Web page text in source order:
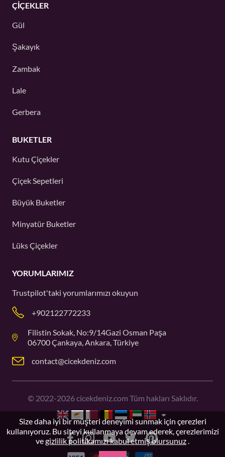
ÇIÇEKLER
Gül
Şakayık
Zambak
Lale
Gerbera
BUKETLER
Kutu Çiçekler
Çiçek Sepetleri
Büyük Buketler
Minyatür Buketler
Lüks Çiçekler
YORUMLARIMIZ
Trustpilot'taki yorumlarımızı okuyun
+902122772233
Filistin Sokak, No:9/14Gazi Osman Paşa
06700 Çankaya, Ankara, Türkiye
contact@cicekdeniz.com
© 2022-2026cicekdeniz.com Tüm hakları Saklıdır.
Size daha iyi bir müşteri deneyimi sunmak için çerezleri
kullanıyoruz. Bu siteyi kullanmaya devam ederek, çerezlerimizi
vegizlilik politikamızı kabul etmiş olursunuz.